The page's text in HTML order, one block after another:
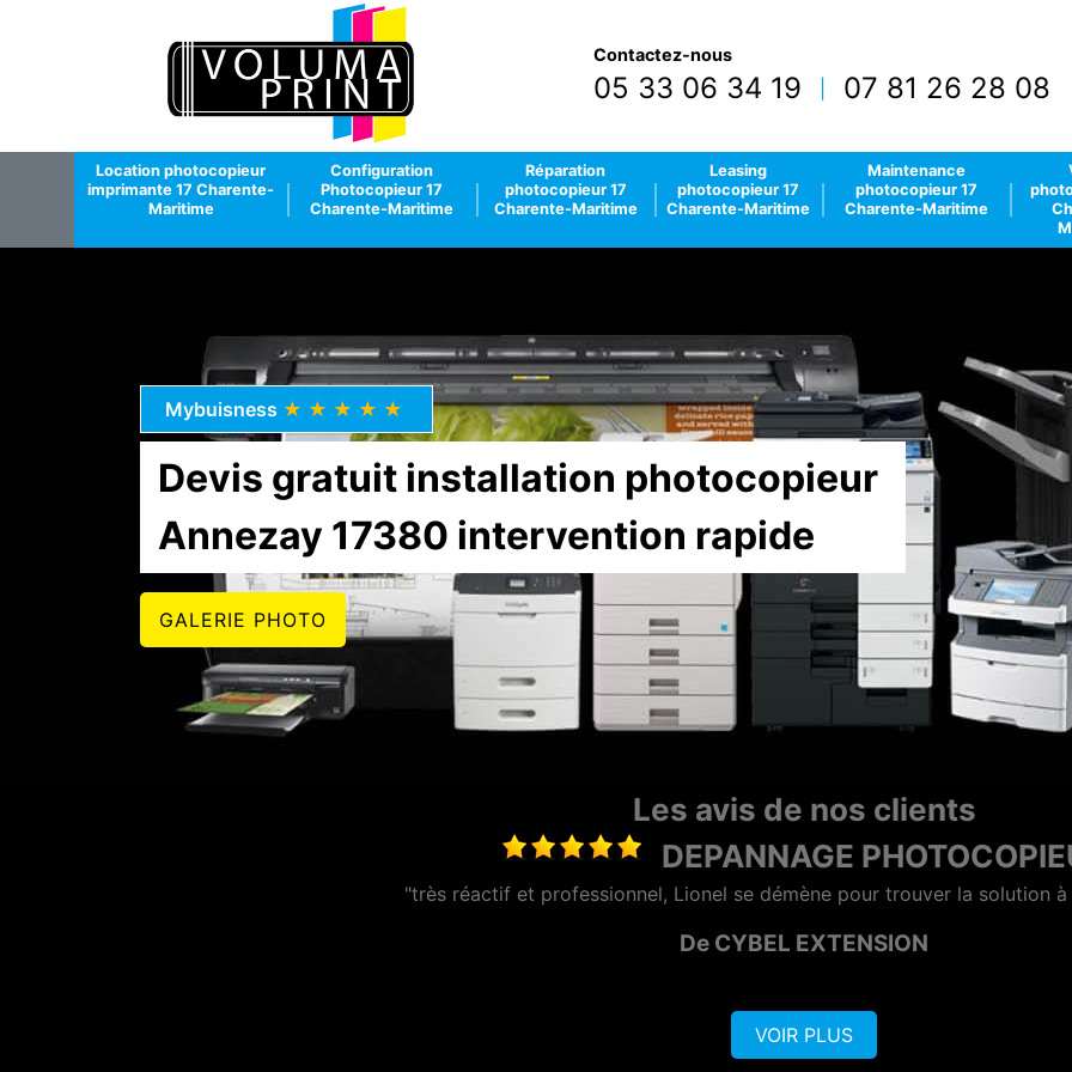
Contactez-nous
05 33 06 34 19 07 81 26 28 08
Location photocopieur
imprimante 17 Charente-
Maritime
Configuration
Photocopieur 17
Charente-Maritime
Réparation
photocopieur 17
Charente-Maritime
Leasing
photocopieur 17
Charente-Maritime
Maintenance
photocopieur 17
Charente-Maritime
Mybuisness ★★★★★
Devis gratuit installation photocopieur
Annezay 17380 intervention rapide
GALERIE PHOTO
Les avis de nos clients
MAINTENANCE
"Entreprise sérieuse et réactive, dotée d'une bonne équipe
De AZERO
VOIR PLUS